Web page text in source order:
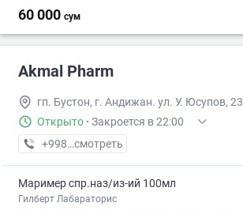
60 000 сум
Akmal Pharm
гп. Бустон, г. Андижан. ул. У. Юсупов, 23
Открыто · Закроется в 22:00
+998 (90) XXX-XX-XX
смотреть
Маример спр.наз/из-ий 100мл
Гилберт Лабараторис